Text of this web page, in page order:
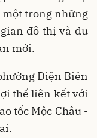
một trong những
đô thị và du
mới.
Điện Biên
thế liên kết với
tốc Mộc Châu -